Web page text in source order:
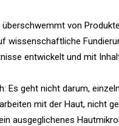
von
wissenschaftliche
entwickelt und mit
Es geht nicht darum,
mit der Haut, nicht
ausgeglichenes